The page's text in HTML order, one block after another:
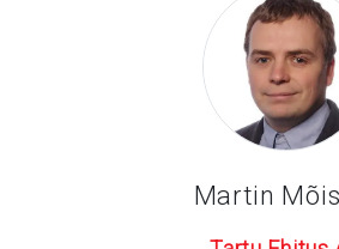
Martin